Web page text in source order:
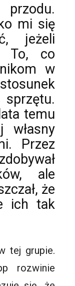
mi się
jeżeli
To, co
w
temu
własny
Przez
ale
że
ich tak
tej grupie.
rozwinie